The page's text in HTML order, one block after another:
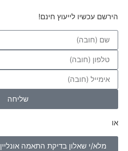
הירשם עכשיו לייעוץ חינם!
שליחה
או
מלא/י שאלון בדיקת התאמה אונליין